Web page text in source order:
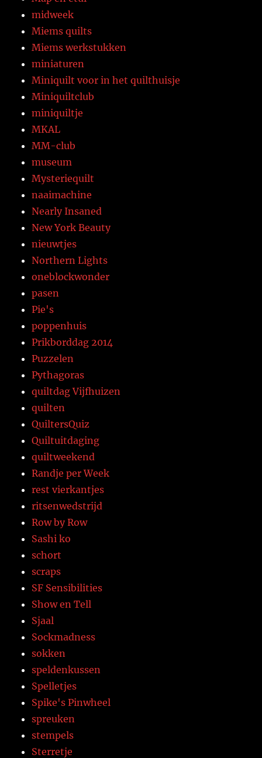
midweek
Miems quilts
Miems werkstukken
miniaturen
Miniquilt voor in het quilthuisje
Miniquiltclub
miniquiltje
MKAL
MM-club
museum
Mysteriequilt
naaimachine
Nearly Insaned
New York Beauty
nieuwtjes
Northern Lights
oneblockwonder
pasen
Pie's
poppenhuis
Prikborddag 2014
Puzzelen
Pythagoras
quiltdag Vijfhuizen
quilten
QuiltersQuiz
Quiltuitdaging
quiltweekend
Randje per Week
rest vierkantjes
ritsenwedstrijd
Row by Row
Sashi ko
schort
scraps
SF Sensibilities
Show en Tell
Sjaal
Sockmadness
sokken
speldenkussen
Spelletjes
Spike's Pinwheel
spreuken
stempels
Sterretje